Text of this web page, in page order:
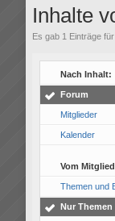
Inhalte
Es gab 1 Einträge
Nach Inhalt:
Forum
Mitglieder
Kalender
Vom
Themen und
Nur Themen